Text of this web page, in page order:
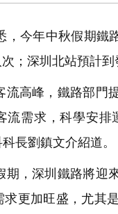
今年中秋假期鐵
；深圳北站預計
高峰，鐵路部門
流需求，科學安
長劉鎮文介紹道。
，深圳鐵路將迎
更加旺盛，尤其